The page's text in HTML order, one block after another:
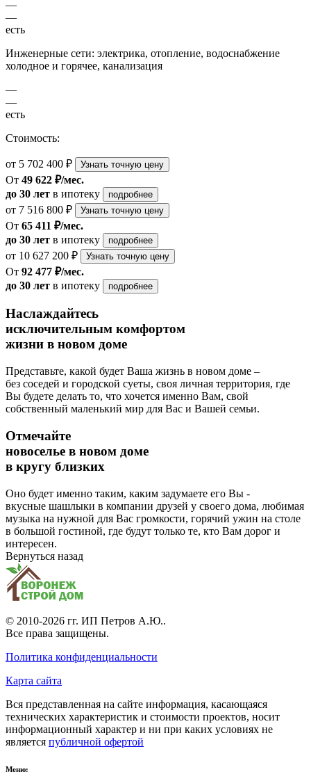
—
—
есть
Инженерные сети: электрика, отопление, водоснабжение
холодное и горячее, канализация
—
—
есть
Стоимость:
от 5 702 400 ₽ Узнать точную цену
От 49 622 ₽/мес.
до 30 лет в ипотеку подробнее
от 7 516 800 ₽ Узнать точную цену
От 65 411 ₽/мес.
до 30 лет в ипотеку подробнее
от 10 627 200 ₽ Узнать точную цену
От 92 477 ₽/мес.
до 30 лет в ипотеку подробнее
Наслаждайтесь
исключительным комфортом
жизни в новом доме
Представьте, какой будет Ваша жизнь в новом доме –
без соседей и городской суеты, своя личная территория, где
Вы будете делать то, что хочется именно Вам, свой
собственный маленький мир для Вас и Вашей семьи.
Отмечайте
новоселье в новом доме
в кругу близких
Оно будет именно таким, каким задумаете его Вы -
вкусные шашлыки в компании друзей у своего дома, любимая
музыка на нужной для Вас громкости, горячий ужин на столе
в большой гостиной, где будут только те, кто Вам дорог и
интересен.
Вернуться назад
© 2010-2026 гг. ИП Петров А.Ю..
Все права защищены.
Политика конфиденциальности
Карта сайта
Вся представленная на сайте информация, касающаяся
технических характеристик и стоимости проектов, носит
информационный характер и ни при каких условиях не
является публичной офертой
Меню: